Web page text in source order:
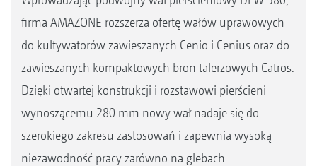
firma AMAZONE rozszerza ofertę wałów uprawowych
do kultywatorów zawieszanych Cenio i Cenius oraz do
zawieszanych kompaktowych bron talerzowych Catros.
Dzięki otwartej konstrukcji i rozstawowi pierścieni
wynoszącemu 280 mm nowy wał nadaje się do
szerokiego zakresu zastosowań i zapewnia wysoką
niezawodność pracy zarówno na glebach